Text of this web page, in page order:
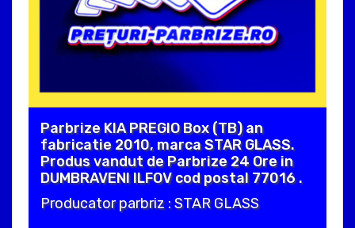
Parbrize KIA PREGIO Box (TB) an
fabricatie 2010, marca STAR GLASS.
Produs vandut de Parbrize 24 Ore in
DUMBRAVENI ILFOV cod postal 77016 .
Producator parbriz : STAR GLASS